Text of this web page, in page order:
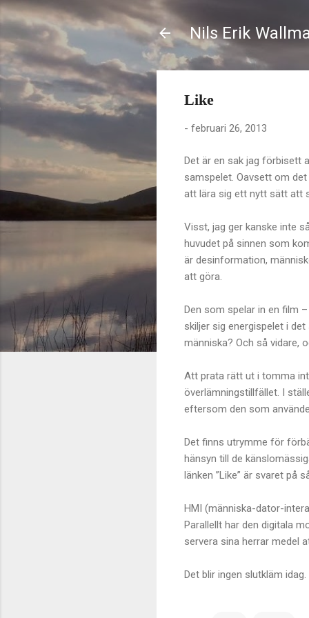
Nils Erik
Like
- februari 26, 2013
Det är en sak jag förbisett
samspelet. Oavsett om
att lära sig ett nytt sätt att
Visst, jag ger kanske inte
huvudet på sinnen som
är desinformation,
att göra.
Den som spelar in en film
skiljer sig energispelet i
människa? Och så vidare,
Att prata rätt ut i tomma
överlämningstillfället. I
eftersom den som
Det finns utrymme för
hänsyn till de
länken ”Like” är svaret på
HMI (människa-dator-
Parallellt har den digitala
servera sina herrar medel
Det blir ingen slutkläm